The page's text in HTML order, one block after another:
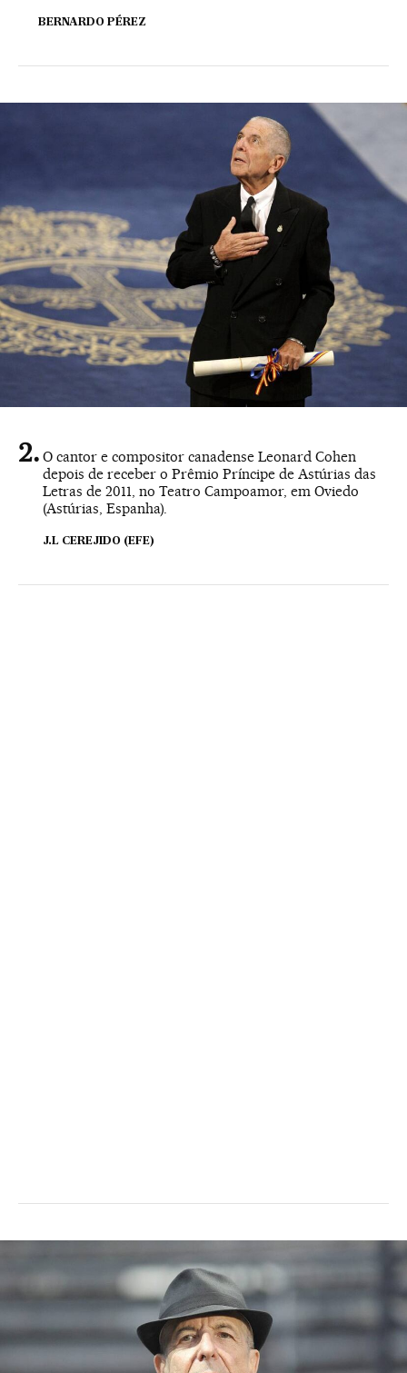
BERNARDO PÉREZ
O cantor e compositor canadense Leonard Cohen
depois de receber o Prêmio Príncipe de Astúrias das
Letras de 2011, no Teatro Campoamor, em Oviedo
(Astúrias, Espanha).
J.L CEREJIDO (EFE)